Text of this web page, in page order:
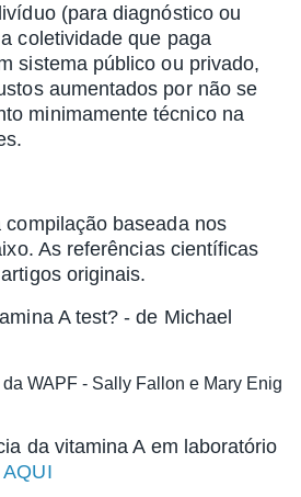
(para diagnóstico ou
coletividade que paga
sistema público ou privado,
aumentados por não se
minimamente técnico na
baseada nos
As referências científicas
originais.
A test? - de Michael
WAPF - Sally Fallon e Mary Enig
da vitamina A em laboratório